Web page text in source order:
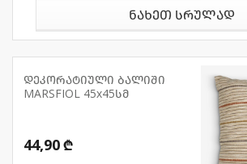
ნახეთ სრულად
დეკორატიული ბალიში
MARSFIOL 45x45სმ
44,90 ₾